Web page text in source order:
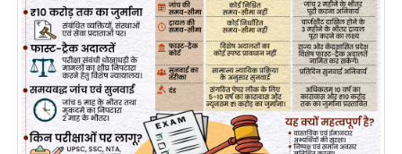
र्य
ट
न
स्थ
ल
फि